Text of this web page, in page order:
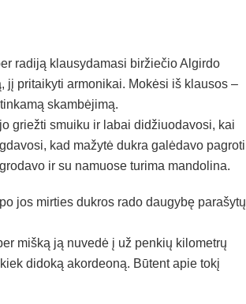
radiją klausydamasi biržiečio Algirdo
jį pritaikyti armonikai. Mokėsi iš klausos –
skambėjimą.
griežti smuiku ir labai didžiuodavosi, kai
kad mažytė dukra galėdavo pagroti
ir su namuose turima mandolina.
jos mirties dukros rado daugybę parašytų
mišką ją nuvedė į už penkių kilometrų
didoką akordeoną. Būtent apie tokį